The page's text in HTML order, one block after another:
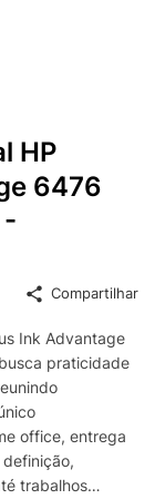
HP
6476
-
Compartilhar
Ink Advantage
praticidade
office, entrega
trabalhos